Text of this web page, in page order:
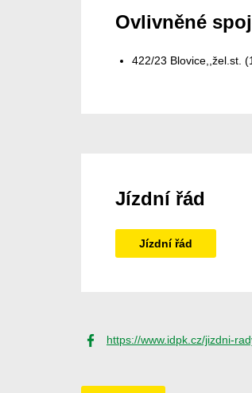
Ovlivněné
422/23 Blovice,,žel.st.
Jízdní řád
Jízdní řád
https://www.idpk.cz/jizdni-